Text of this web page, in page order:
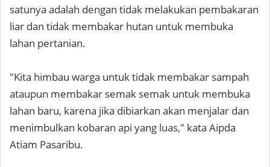
satunya adalah dengan tidak melakukan pembakaran
liar dan tidak membakar hutan untuk membuka
lahan pertanian.
"Kita himbau warga untuk tidak membakar sampah
ataupun membakar semak semak untuk membuka
lahan baru, karena jika dibiarkan akan menjalar dan
menimbulkan kobaran api yang luas," kata Aipda
Atiam Pasaribu.